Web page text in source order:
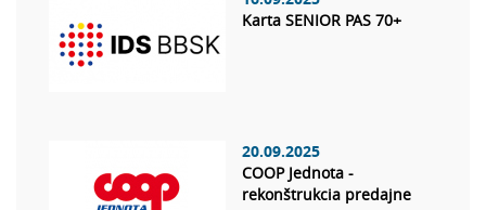
Karta SENIOR PAS 70+
20.09.2025
COOP Jednota -
rekonštrukcia predajne